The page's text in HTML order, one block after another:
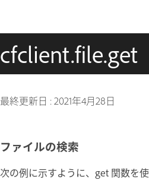
cfclient.file.get
最終更新日 :2021年4月28日
ファイルの検索
次の例に示すように、get 関数を